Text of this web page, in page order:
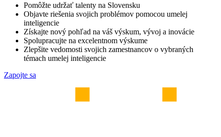
Pomôžte udržať talenty na Slovensku
Objavte riešenia svojich problémov pomocou umelej
inteligencie
Získajte nový pohľad na váš výskum, vývoj a inovácie
Spolupracujte na excelentnom výskume
Zlepšite vedomosti svojich zamestnancov o vybraných
témach umelej inteligencie
Zapojte sa